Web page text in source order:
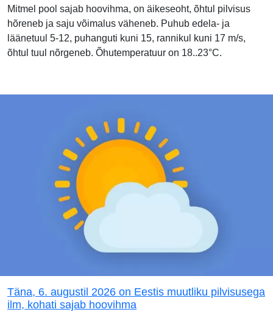
Mitmel pool sajab hoovihma, on äikeseoht, õhtul pilvisus
hõreneb ja saju võimalus väheneb. Puhub edela- ja
läänetuul 5-12, puhanguti kuni 15, rannikul kuni 17 m/s,
õhtul tuul nõrgeneb. Õhutemperatuur on 18..23°C.
Täna, 6. augustil 2026 on Eestis muutliku pilvisusega
ilm, kohati sajab hoovihma